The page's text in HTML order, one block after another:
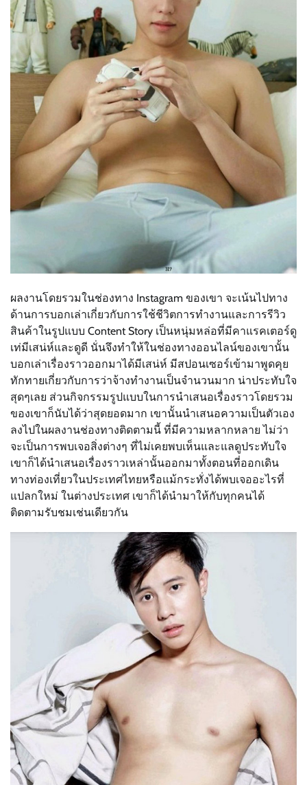
ผลงานโดยรวมในช่องทาง Instagram ของเขา จะเน้นไปทาง
ด้านการบอกเล่าเกี่ยวกับการใช้ชีวิตการทำงานและการรีวิว
สินค้าในรูปแบบ Content Story เป็นหนุ่มหล่อที่มีคาแรคเตอร์ดู
เท่มีเสน่ห์และดูดี นั่นจึงทำให้ในช่องทางออนไลน์ของเขานั้น
บอกเล่าเรื่องราวออกมาได้มีเสน่ห์ มีสปอนเซอร์เข้ามาพูดคุย
ทักทายเกี่ยวกับการว่าจ้างทำงานเป็นจำนวนมาก น่าประทับใจ
สุดๆเลย ส่วนกิจกรรมรูปแบบในการนำเสนอเรื่องราวโดยรวม
ของเขาก็นับได้ว่าสุดยอดมาก เขานั้นนำเสนอความเป็นตัวเอง
ลงไปในผลงานช่องทางติดตามนี้ ที่มีความหลากหลาย ไม่ว่า
จะเป็นการพบเจอสิ่งต่างๆ ที่ไม่เคยพบเห็นและแลดูประทับใจ
เขาก็ได้นำเสนอเรื่องราวเหล่านั้นออกมาทั้งตอนที่ออกเดิน
ทางท่องเที่ยวในประเทศไทยหรือแม้กระทั่งได้พบเจออะไรที่
แปลกใหม่ ในต่างประเทศ เขาก็ได้นำมาให้กับทุกคนได้
ติดตามรับชมเช่นเดียวกัน